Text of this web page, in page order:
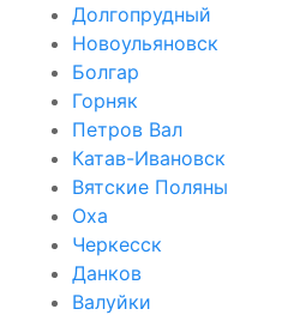
Долгопрудный
Новоульяновск
Болгар
Горняк
Петров Вал
Катав-Ивановск
Вятские Поляны
Оха
Черкесск
Данков
Валуйки